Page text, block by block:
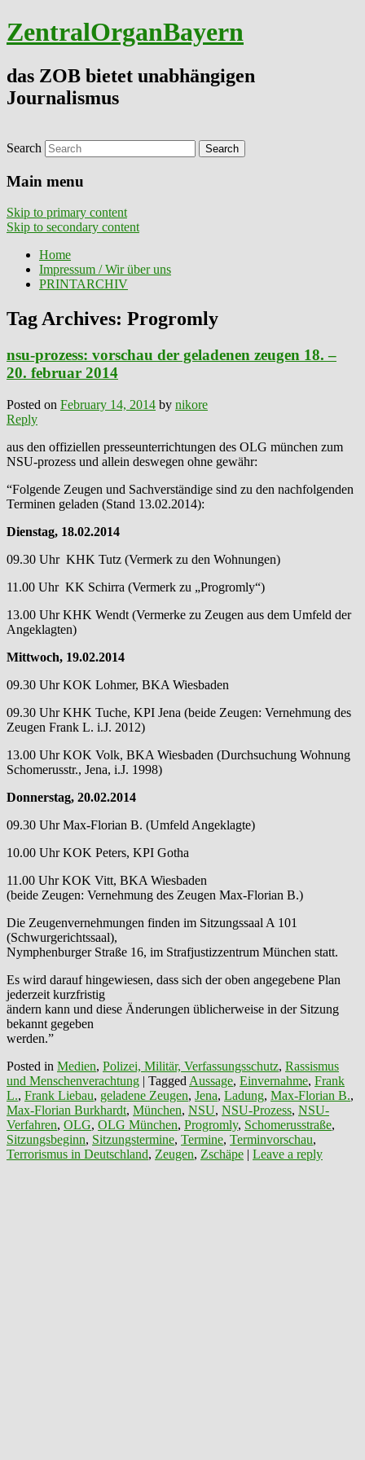
ZentralOrganBayern
das ZOB bietet unabhängigen
Journalismus
Search
Main menu
Skip to primary content
Skip to secondary content
Home
Impressum / Wir über uns
PRINTARCHIV
Tag Archives: Progromly
nsu-prozess: vorschau der geladenen zeugen 18. –
20. februar 2014
Posted on February 14, 2014 by nikore
Reply
aus den offiziellen presseunterrichtungen des OLG münchen zum
NSU-prozess und allein deswegen ohne gewähr:
“Folgende Zeugen und Sachverständige sind zu den nachfolgenden
Terminen geladen (Stand 13.02.2014):
Dienstag, 18.02.2014
09.30 Uhr KHK Tutz (Vermerk zu den Wohnungen)
11.00 Uhr KK Schirra (Vermerk zu „Progromly“)
13.00 Uhr KHK Wendt (Vermerke zu Zeugen aus dem Umfeld der
Angeklagten)
Mittwoch, 19.02.2014
09.30 Uhr KOK Lohmer, BKA Wiesbaden
09.30 Uhr KHK Tuche, KPI Jena (beide Zeugen: Vernehmung des
Zeugen Frank L. i.J. 2012)
13.00 Uhr KOK Volk, BKA Wiesbaden (Durchsuchung Wohnung
Schomerusstr., Jena, i.J. 1998)
Donnerstag, 20.02.2014
09.30 Uhr Max-Florian B. (Umfeld Angeklagte)
10.00 Uhr KOK Peters, KPI Gotha
11.00 Uhr KOK Vitt, BKA Wiesbaden
(beide Zeugen: Vernehmung des Zeugen Max-Florian B.)
Die Zeugenvernehmungen finden im Sitzungssaal A 101
(Schwurgerichtssaal),
Nymphenburger Straße 16, im Strafjustizzentrum München statt.
Es wird darauf hingewiesen, dass sich der oben angegebene Plan
jederzeit kurzfristig
ändern kann und diese Änderungen üblicherweise in der Sitzung
bekannt gegeben
werden.”
Posted in Medien, Polizei, Militär, Verfassungsschutz, Rassismus
und Menschenverachtung | Tagged Aussage, Einvernahme, Frank
L., Frank Liebau, geladene Zeugen, Jena, Ladung, Max-Florian B.,
Max-Florian Burkhardt, München, NSU, NSU-Prozess, NSU-
Verfahren, OLG, OLG München, Progromly, Schomerusstraße,
Sitzungsbeginn, Sitzungstermine, Termine, Terminvorschau,
Terrorismus in Deutschland, Zeugen, Zschäpe | Leave a reply